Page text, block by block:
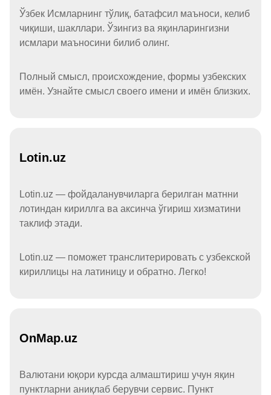
Ўзбек Исмларнинг тўлиқ, батафсил маъноси, келиб
чиқиши, шакллари. Ўзингиз ва яқинларингизни
исмлари маъносини билиб олинг.
Полный смысл, происхождение, формы узбекских
имён. Узнайте смысл своего имени и имён близких.
Lotin.uz
Lotin.uz — фойдаланувчиларга берилган матнни
лотиндан кириллга ва аксинча ўгириш хизматини
таклиф этади.
Lotin.uz — поможет транслитерировать с узбекской
кириллицы на латиницу и обратно. Легко!
OnMap.uz
Валютани юқори курсда алмаштириш учун яқин
пунктларни аниқлаб берувчи сервис. Пункт